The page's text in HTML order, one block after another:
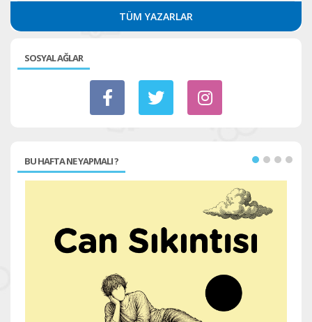
TÜM YAZARLAR
SOSYAL AĞLAR
BU HAFTA NE YAPMALI ?